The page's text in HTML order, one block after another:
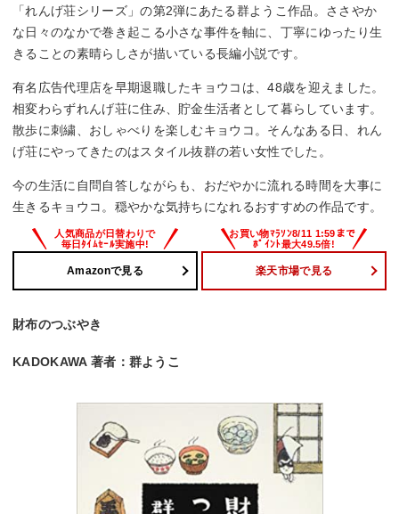
「れんげ荘シリーズ」の第2弾にあたる群ようこ作品。ささやか
な日々のなかで巻き起こる小さな事件を軸に、丁寧にゆったり生
きることの素晴らしさが描いている長編小説です。
有名広告代理店を早期退職したキョウコは、48歳を迎えました。
相変わらずれんげ荘に住み、貯金生活者として暮らしています。
散歩に刺繍、おしゃべりを楽しむキョウコ。そんなある日、れん
げ荘にやってきたのはスタイル抜群の若い女性でした。
今の生活に自問自答しながらも、おだやかに流れる時間を大事に
生きるキョウコ。穏やかな気持ちになれるおすすめの作品です。
Amazonで見る 楽天市場で見る
財布のつぶやき
KADOKAWA 著者：群ようこ